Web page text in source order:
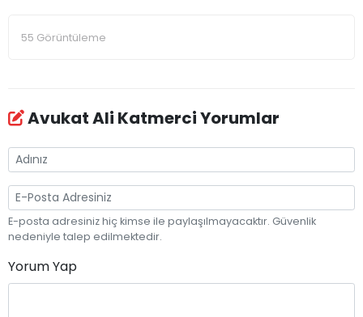
55 Görüntüleme
Avukat Ali Katmerci Yorumlar
E-posta adresiniz hiç kimse ile paylaşılmayacaktır. Güvenlik
nedeniyle talep edilmektedir.
Yorum Yap